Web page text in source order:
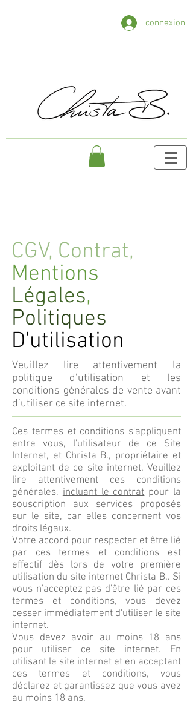
connexion
CGV, Contrat,
Mentions
Légales,
Politiques
D'utilisation
Veuillez lire attentivement la
politique d’utilisation et les
conditions générales de vente avant
d’utiliser ce site internet.
Ces termes et conditions s'appliquent
entre vous, l'utilisateur de ce Site
Internet, et Christa B., propriétaire et
exploitant de ce site internet. Veuillez
lire attentivement ces conditions
générales, incluant le contrat pour la
souscription aux services proposés
sur le site, car elles concernent vos
droits légaux.
Votre accord pour respecter et être lié
par ces termes et conditions est
effectif dès lors de votre première
utilisation du site internet Christa B.. Si
vous n'acceptez pas d'être lié par ces
termes et conditions, vous devez
cesser immédiatement d'utiliser le site
internet.
Vous devez avoir au moins 18 ans
pour utiliser ce site internet. En
utilisant le site internet et en acceptant
ces termes et conditions, vous
déclarez et garantissez que vous avez
au moins 18 ans.